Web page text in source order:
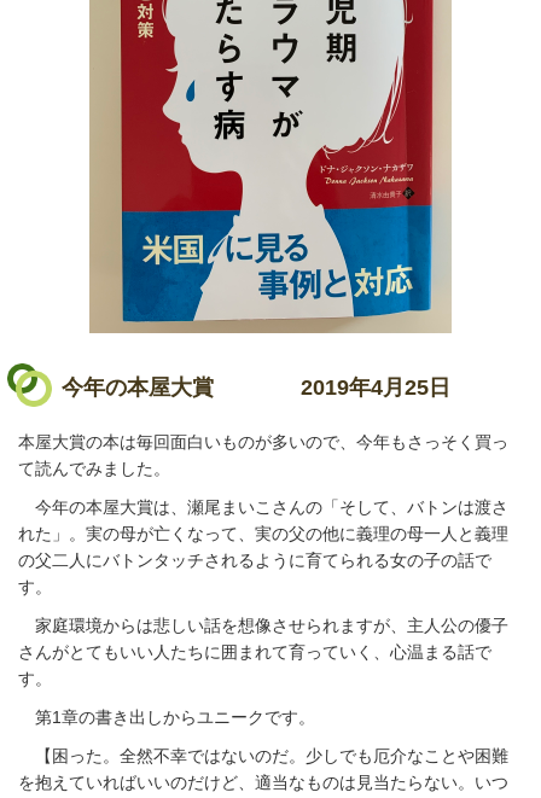
今年の本屋大賞 2019年4月25日
本屋大賞の本は毎回面白いものが多いので、今年もさっそく買っ
て読んでみました。
今年の本屋大賞は、瀬尾まいこさんの「そして、バトンは渡さ
れた」。実の母が亡くなって、実の父の他に義理の母一人と義理
の父二人にバトンタッチされるように育てられる女の子の話で
す。
家庭環境からは悲しい話を想像させられますが、主人公の優子
さんがとてもいい人たちに囲まれて育っていく、心温まる話で
す。
第1章の書き出しからユニークです。
【困った。全然不幸ではないのだ。少しでも厄介なことや困難
を抱えていればいいのだけど、適当なものは見当たらない。いつ